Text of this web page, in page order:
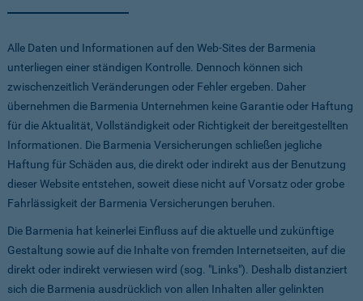
Alle Daten und Informationen auf den Web-Sites der Barmenia
unterliegen einer ständigen Kontrolle. Dennoch können sich
zwischenzeitlich Veränderungen oder Fehler ergeben. Daher
übernehmen die Barmenia Unternehmen keine Garantie oder Haftung
für die Aktualität, Vollständigkeit oder Richtigkeit der bereitgestellten
Informationen. Die Barmenia Versicherungen schließen jegliche
Haftung für Schäden aus, die direkt oder indirekt aus der Benutzung
dieser Website entstehen, soweit diese nicht auf Vorsatz oder grobe
Fahrlässigkeit der Barmenia Versicherungen beruhen.
Die Barmenia hat keinerlei Einfluss auf die aktuelle und zukünftige
Gestaltung sowie auf die Inhalte von fremden Internetseiten, auf die
direkt oder indirekt verwiesen wird (sog. "Links"). Deshalb distanziert
sich die Barmenia ausdrücklich von allen Inhalten aller gelinkten